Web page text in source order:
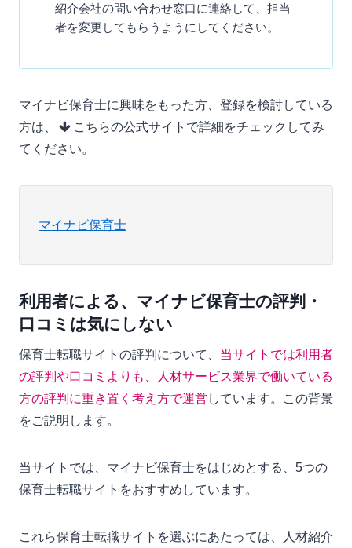
紹介会社の問い合わせ窓口に連絡して、担当
者を変更してもらうようにしてください。
マイナビ保育士に興味をもった方、登録を検討している
方は、
こちらの公式サイトで詳細をチェックしてみ
てください。
マイナビ保育士
利用者による、マイナビ保育士の評判・
口コミは気にしない
保育士転職サイトの評判について、 当サイトでは利用者
の評判や口コミよりも、人材サービス業界で働いている
方の評判に重き置く考え方で運営 しています。この背景
をご説明します。
当サイトでは、マイナビ保育士をはじめとする、5つの
保育士転職サイトをおすすめしています。
これら保育士転職サイトを選ぶにあたっては、人材紹介